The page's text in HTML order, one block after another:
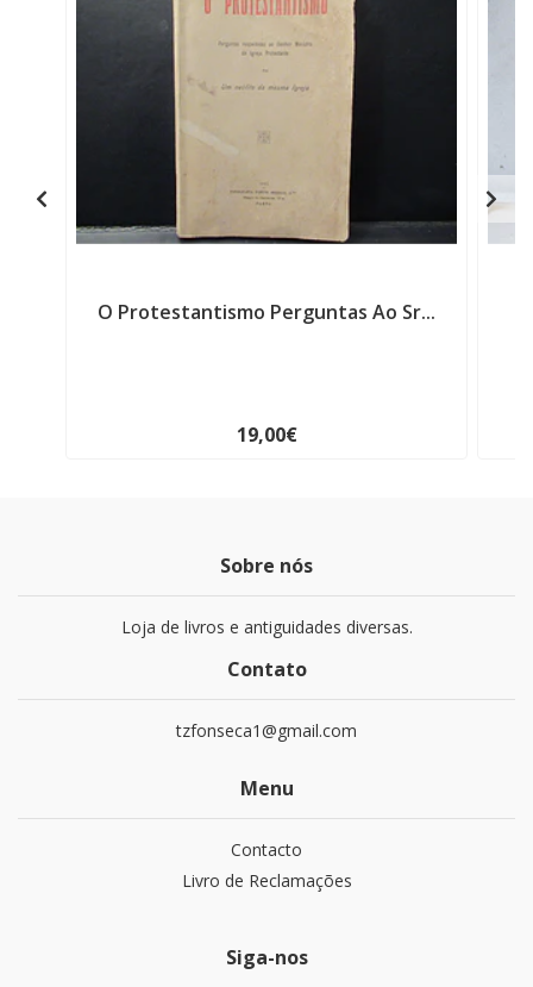
O Protestantismo Perguntas Ao Sr...
19,00€
Sobre nós
Loja de livros e antiguidades diversas.
Contato
tzfonseca1@gmail.com
Menu
Contacto
Livro de Reclamações
Siga-nos